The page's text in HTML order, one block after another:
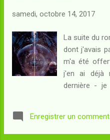
système
supériorité
s'en servir
mettre la
nouvelle
comme pour
Luo Ji n'est
samedi, octobre 14, 2017
La suite du
dont j'avais
m'a été
j'en ai déjà
dernière - je
la belle
Martiniere, :
Enregistrer un